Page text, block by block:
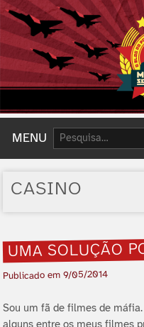
MENU Pesquisar:
CASINO
UMA SOLUÇÃO
Publicado em9/05/2014
Sou um fã de filmes de